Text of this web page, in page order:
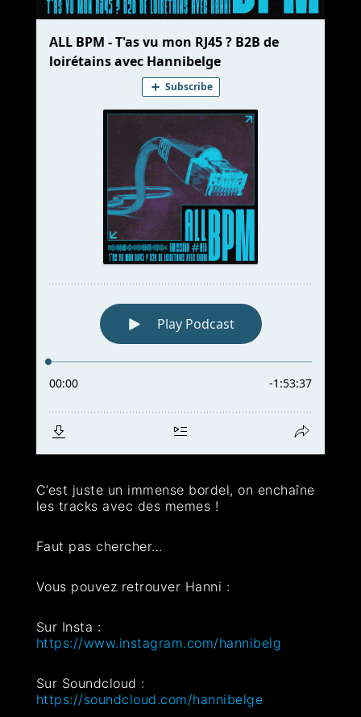
C’est juste un immense bordel, on enchaîne
les tracks avec des memes !
Faut pas chercher…
Vous pouvez retrouver Hanni :
Sur Insta :
https://www.instagram.com/hannibelg
Sur Soundcloud :
https://soundcloud.com/hannibelge